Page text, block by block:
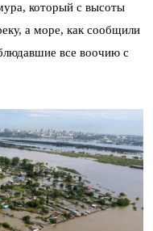
который с высоты
а море, как сообщили
все воочию с